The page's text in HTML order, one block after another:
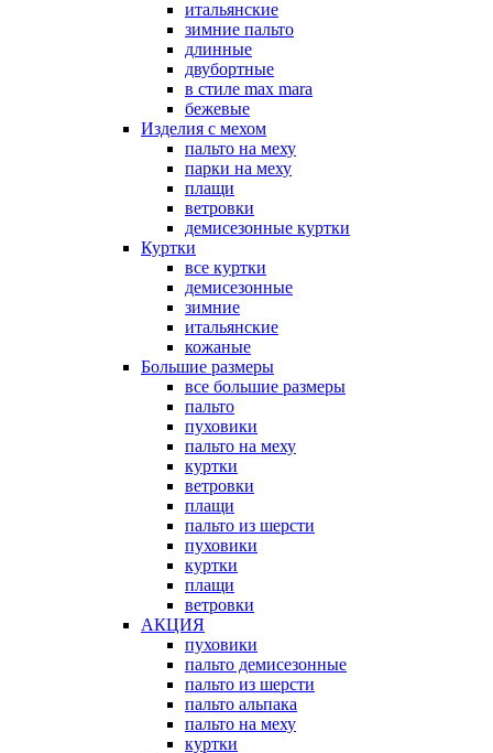
итальянские
зимние пальто
длинные
двубортные
в стиле max mara
бежевые
Изделия с мехом
пальто на меху
парки на меху
плащи
ветровки
демисезонные куртки
Куртки
все куртки
демисезонные
зимние
итальянские
кожаные
Большие размеры
все большие размеры
пальто
пуховики
пальто на меху
куртки
ветровки
плащи
пальто из шерсти
пуховики
куртки
плащи
ветровки
АКЦИЯ
пуховики
пальто демисезонные
пальто из шерсти
пальто альпака
пальто на меху
куртки